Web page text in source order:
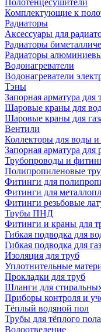
Полотенцесушители
Комплектующие к
Радиаторы
Аксессуары для
Радиаторы
Радиаторы
Водонагреватели
Водонагреватели
Тэны
Запорная арматура для
Шаровые краны для
Шаровые краны для
Вентили
Коллекторы для воды
Запорная арматура для
Трубопроводы и
Полипропиленовые
Фитинги для
Фитинги для
Фитинги резьбовые
Трубы ПНД
Фитинги и краны для
Гибкая подводка для
Гибкая подводка для
Изоляция для труб
Уплотнительные
Прокладки для труб
Шланги для
Приборы контроля и
Тёплый водяной пол
Трубы для тёплого пола
Водоотведение